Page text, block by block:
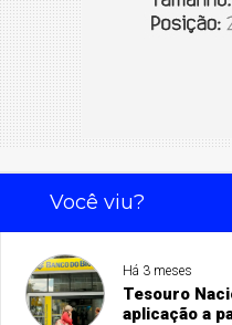
Você viu?
Há 3 meses
Tesouro
aplicação a